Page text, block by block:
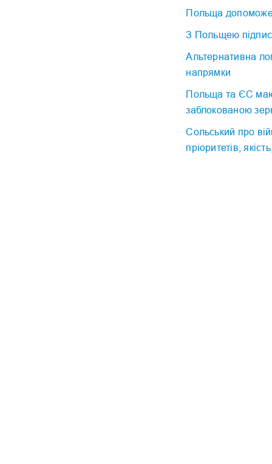
Польща допоможе
З Польщею
Альтернативна
напрямки
Польща та ЄС
заблокованою
Сольський про
пріоритетів,